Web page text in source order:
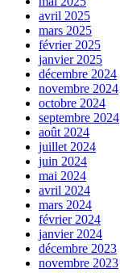
avril 2025
mars 2025
février 2025
janvier 2025
décembre 2024
novembre 2024
octobre 2024
septembre 2024
août 2024
juillet 2024
juin 2024
mai 2024
avril 2024
mars 2024
février 2024
janvier 2024
décembre 2023
novembre 2023